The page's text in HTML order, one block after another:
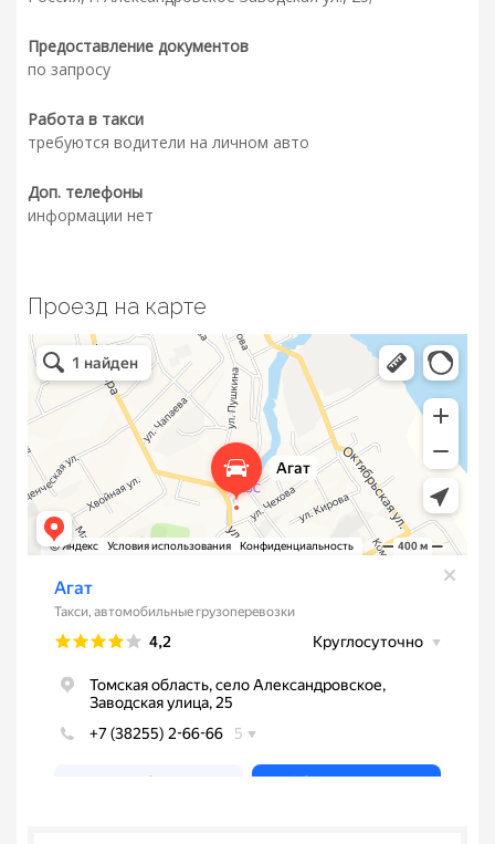
Предоставление документов
по запросу
Работа в такси
требуются водители на личном авто
Доп. телефоны
информации нет
Проезд на карте